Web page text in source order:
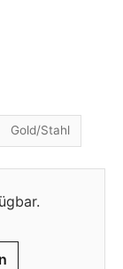
Gold/Stahl